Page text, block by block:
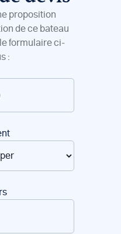
proposition
de ce bateau
formulaire ci-
: